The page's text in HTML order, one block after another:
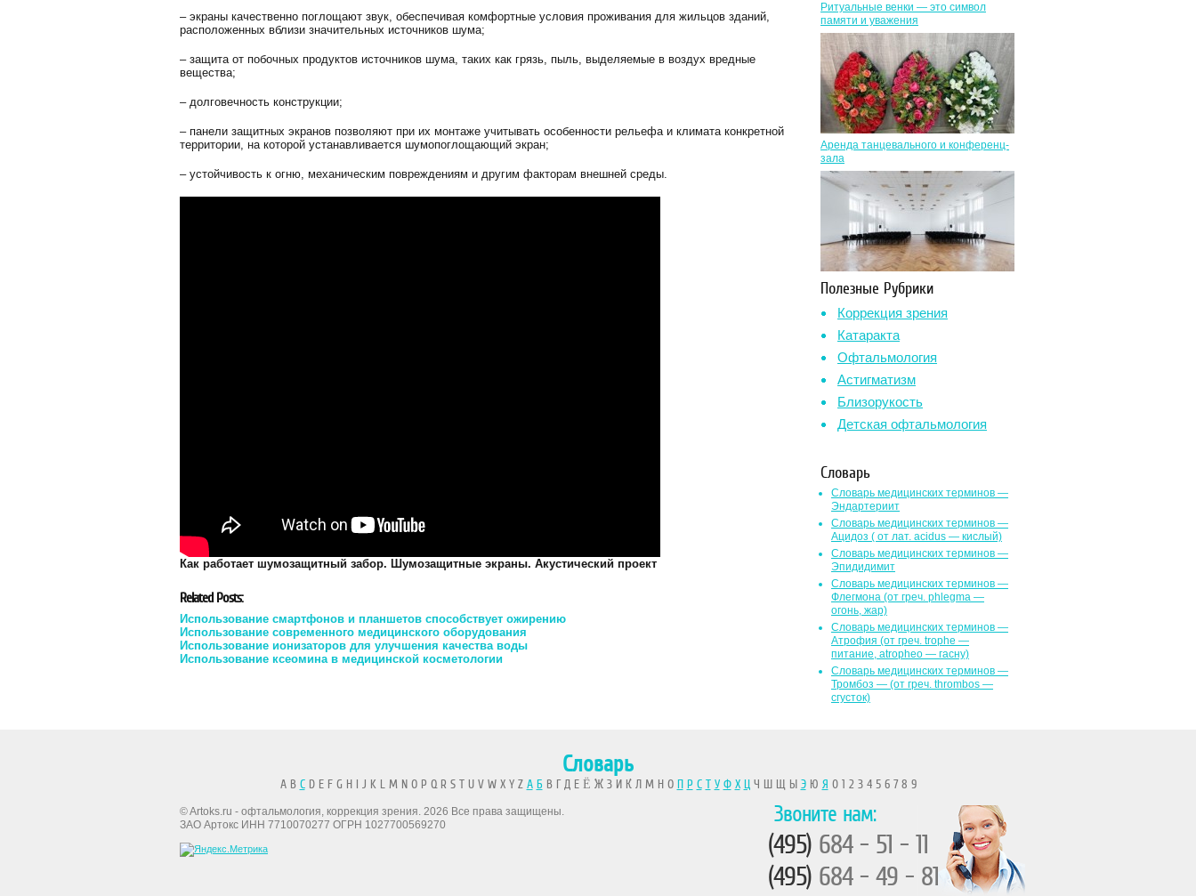
– экраны качественно поглощают звук, обеспечивая комфортные условия проживания для жильцов зданий,
расположенных вблизи значительных источников шума;
– защита от побочных продуктов источников шума, таких как грязь, пыль, выделяемые в воздух вредные
вещества;
– долговечность конструкции;
– панели защитных экранов позволяют при их монтаже учитывать особенности рельефа и климата конкретной
территории, на которой устанавливается шумопоглощающий экран;
– устойчивость к огню, механическим повреждениям и другим факторам внешней среды.
Как работает шумозащитный забор. Шумозащитные экраны. Акустический проект
Related Posts:
Использование смартфонов и планшетов способствует ожирению
Использование современного медицинского оборудования
Использование ионизаторов для улучшения качества воды
Использование ксеомина в медицинской косметологии
Ритуальные венки — это символ
памяти и уважения
Аренда танцевального и конференц-
зала
Полезные Рубрики
Коррекция зрения
Катаракта
Офтальмология
Астигматизм
Близорукость
Детская офтальмология
Словарь
Словарь медицинских терминов —
Эндартериит
Словарь медицинских терминов —
Ацидоз ( от лат. асidus — кислый)
Словарь медицинских терминов —
Эпидидимит
Словарь медицинских терминов —
Флегмона (от гpeч. phlegma —
огонь, жар)
Словарь медицинских терминов —
Атрофия (от греч. trophe —
питание, atropheo — гасну)
Словарь медицинских терминов —
Тромбоз — (от греч. thrombos —
сгусток)
Словарь
A B CD E F G H I J K L M N O P Q R S T U V W X Y Z А БВ Г Д Е Ё Ж З И К Л М Н О П Р С Т У Ф Х ЦЧ Ш Щ Ы ЭЮ Я 0 1 2 3 4 5 6 7 8 9
© Artoks.ru - офтальмология, коррекция зрения. 2026 Все права защищены.
ЗАО Артокс ИНН 7710070277 ОГРН 1027700569270
Звоните нам:
(495) 684 - 51 - 11
(495) 684 - 49 - 81